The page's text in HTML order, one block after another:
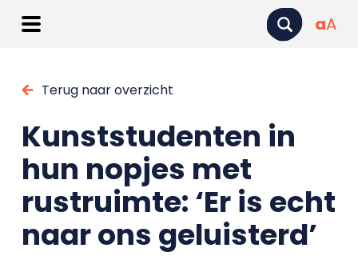
aA
Terug naar overzicht
Kunststudenten in
hun nopjes met
rustruimte: ‘Er is echt
naar ons geluisterd’